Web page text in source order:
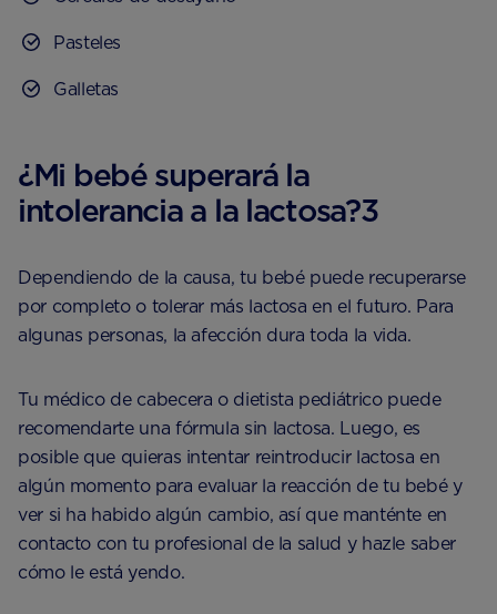
Pasteles
Galletas
¿Mi bebé superará la
intolerancia a la lactosa?3
Dependiendo de la causa, tu bebé puede recuperarse
por completo o tolerar más lactosa en el futuro. Para
algunas personas, la afección dura toda la vida.
Tu médico de cabecera o dietista pediátrico puede
recomendarte una fórmula sin lactosa. Luego, es
posible que quieras intentar reintroducir lactosa en
algún momento para evaluar la reacción de tu bebé y
ver si ha habido algún cambio, así que manténte en
contacto con tu profesional de la salud y hazle saber
cómo le está yendo.